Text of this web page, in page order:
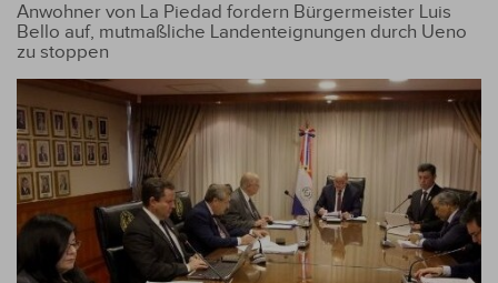
Anwohner von La Piedad fordern Bürgermeister Luis
Bello auf, mutmaßliche Landenteignungen durch Ueno
zu stoppen